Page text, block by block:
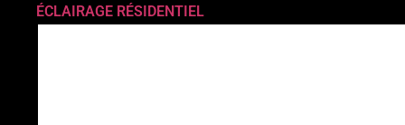
ÉCLAIRAGE RÉSIDENTIEL